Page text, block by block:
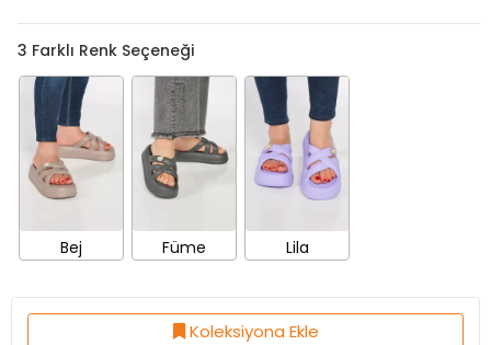
3 Farklı Renk Seçeneği
Bej Füme Lila
Koleksiyona Ekle